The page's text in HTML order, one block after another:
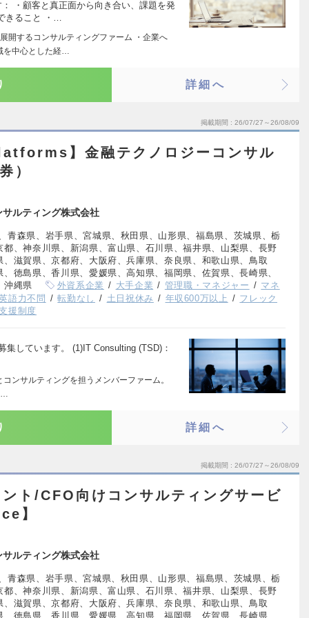
・顧客と真正面から向き合い、課題を発
きること ・…
開するコンサルティングファーム ・企業へ
中心とした経…
詳細へ
掲載期間 26/07/27～26/08/09
】金融テクノロジーコンサル
）
ルティング株式会社
青森県、岩手県、宮城県、秋田県、山形県、福島県、茨城県、栃
、神奈川県、新潟県、富山県、石川県、福井県、山梨県、長野
滋賀県、京都府、大阪府、兵庫県、奈良県、和歌山県、鳥取
徳島県、香川県、愛媛県、高知県、福岡県、佐賀県、長崎県、
沖縄県
外資系企業 大手企業 管理職・マネジャー
マネ
語力不問
転勤なし 土日祝休み 年収600万以上
フレック
援制度
しています。 (1)IT Consulting (TSD)：
ンサルティングを担うメンバーファーム。
詳細へ
掲載期間 26/07/27～26/08/09
ト/CFO向けコンサルティングサービ
】
ルティング株式会社
青森県、岩手県、宮城県、秋田県、山形県、福島県、茨城県、栃
、神奈川県、新潟県、富山県、石川県、福井県、山梨県、長野
滋賀県、京都府、大阪府、兵庫県、奈良県、和歌山県、鳥取
徳島県、香川県、愛媛県、高知県、福岡県、佐賀県、長崎県、